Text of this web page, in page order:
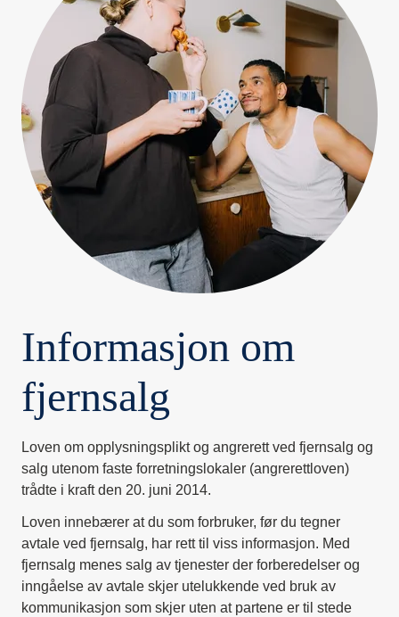
Informasjon om
fjernsalg
Loven om opplysningsplikt og angrerett ved fjernsalg og
salg utenom faste forretningslokaler (angrerettloven)
trådte i kraft den 20. juni 2014.
Loven innebærer at du som forbruker, før du tegner
avtale ved fjernsalg, har rett til viss informasjon. Med
fjernsalg menes salg av tjenester der forberedelser og
inngåelse av avtale skjer utelukkende ved bruk av
kommunikasjon som skjer uten at partene er til stede